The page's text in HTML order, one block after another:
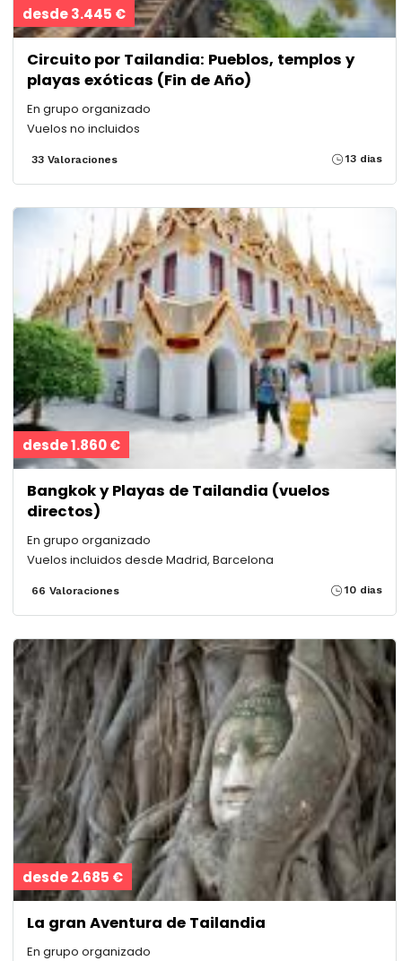
desde 3.445 €
Circuito por Tailandia: Pueblos, templos y
playas exóticas (Fin de Año)
En grupo organizado
Vuelos no incluidos
33 Valoraciones 13 dias
desde 1.860 €
Bangkok y Playas de Tailandia (vuelos
directos)
En grupo organizado
Vuelos incluidos desde Madrid, Barcelona
66 Valoraciones 10 dias
desde 2.685 €
La gran Aventura de Tailandia
En grupo organizado